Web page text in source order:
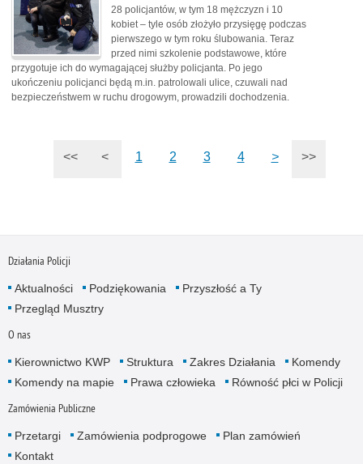
28 policjantów, w tym 18 mężczyzn i 10
kobiet – tyle osób złożyło przysięgę podczas
pierwszego w tym roku ślubowania. Teraz
przed nimi szkolenie podstawowe, które
przygotuje ich do wymagającej służby policjanta. Po jego
ukończeniu policjanci będą m.in. patrolowali ulice, czuwali nad
bezpieczeństwem w ruchu drogowym, prowadzili dochodzenia.
<< < 1 2 3 4 > >>
Działania Policji
Aktualności Podziękowania
Przyszłość a Ty
Przegląd Musztry
O nas
Kierownictwo KWP Struktura Zakres Działania
Komendy
Komendy na mapie
Prawa człowieka Równość płci w Policji
Zamówienia Publiczne
Przetargi Zamówienia podprogowe
Plan zamówień
Kontakt